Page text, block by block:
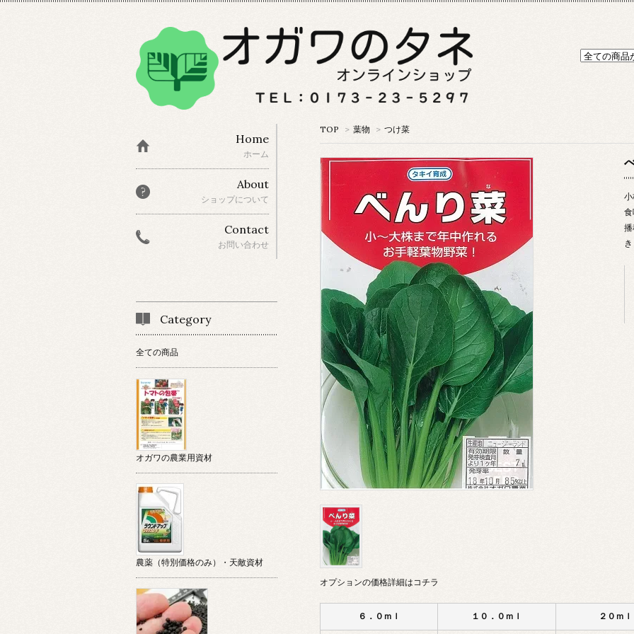
TOP > 葉物 > つけ菜
オプションの価格詳細はコチラ
６．０ｍｌ １０．０ｍｌ ２０ｍｌ
Home
ホーム
About
ショップについて
Contact
お問い合わせ
Category
全ての商品
オガワの農業用資材
農薬（特別価格のみ）・天敵資材